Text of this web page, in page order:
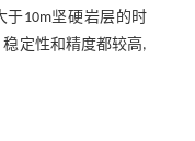
于10m坚硬岩层的时
定性和精度都较高,